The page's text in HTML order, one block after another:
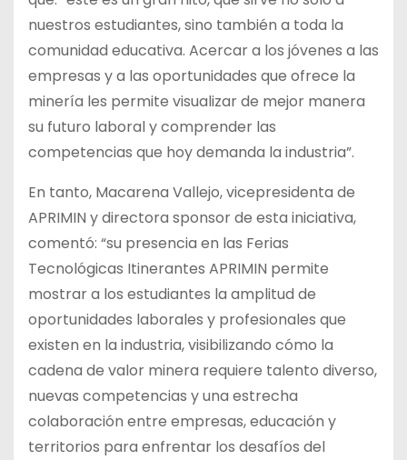
nuestros estudiantes, sino también a toda la
comunidad educativa. Acercar a los jóvenes a las
empresas y a las oportunidades que ofrece la
minería les permite visualizar de mejor manera
su futuro laboral y comprender las
competencias que hoy demanda la industria”.
En tanto, Macarena Vallejo, vicepresidenta de
APRIMIN y directora sponsor de esta iniciativa,
comentó: “su presencia en las Ferias
Tecnológicas Itinerantes APRIMIN permite
mostrar a los estudiantes la amplitud de
oportunidades laborales y profesionales que
existen en la industria, visibilizando cómo la
cadena de valor minera requiere talento diverso,
nuevas competencias y una estrecha
colaboración entre empresas, educación y
territorios para enfrentar los desafíos del